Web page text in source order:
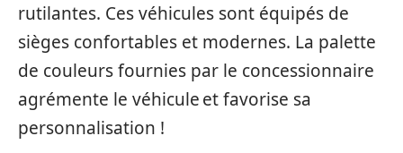
rutilantes. Ces véhicules sont équipés de
sièges confortables et modernes. La palette
de couleurs fournies par le concessionnaire
agrémente le véhicule et favorise sa
personnalisation !